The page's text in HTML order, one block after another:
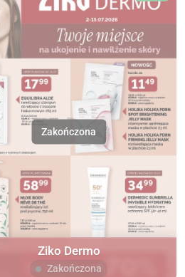
Ziko Dermo
Zakończona